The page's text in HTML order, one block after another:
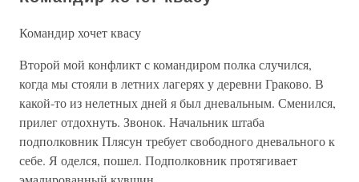
Командир хочет квасу
Второй мой конфликт с командиром полка случился,
когда мы стояли в летних лагерях у деревни Граково. В
какой-то из нелетных дней я был дневальным. Сменился,
прилег отдохнуть. Звонок. Начальник штаба
подполковник Плясун требует свободного дневального к
себе. Я оделся, пошел. Подполковник протягивает